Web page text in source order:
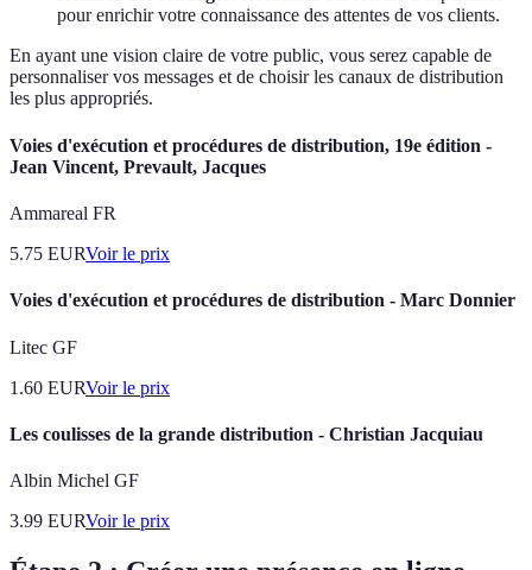
pour enrichir votre connaissance des attentes de vos clients.
En ayant une vision claire de votre public, vous serez capable de
personnaliser vos messages et de choisir les canaux de distribution
les plus appropriés.
Voies d'exécution et procédures de distribution, 19e édition -
Jean Vincent, Prevault, Jacques
Ammareal FR
5.75 EURVoir le prix
Voies d'exécution et procédures de distribution - Marc Donnier
Litec GF
1.60 EURVoir le prix
Les coulisses de la grande distribution - Christian Jacquiau
Albin Michel GF
3.99 EURVoir le prix